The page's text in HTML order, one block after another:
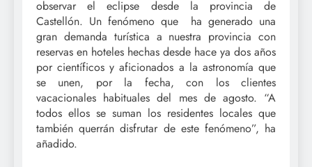
observar el eclipse desde la provincia de
Castellón. Un fenómeno que ha generado una
gran demanda turística a nuestra provincia con
reservas en hoteles hechas desde hace ya dos años
por científicos y aficionados a la astronomía que
se unen, por la fecha, con los clientes
vacacionales habituales del mes de agosto. “A
todos ellos se suman los residentes locales que
también querrán disfrutar de este fenómeno”, ha
añadido.